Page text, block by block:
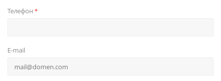
Телефон *
E-mail